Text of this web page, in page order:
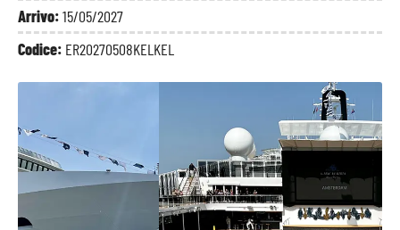
Arrivo:15/05/2027
Codice: ER20270508KELKEL